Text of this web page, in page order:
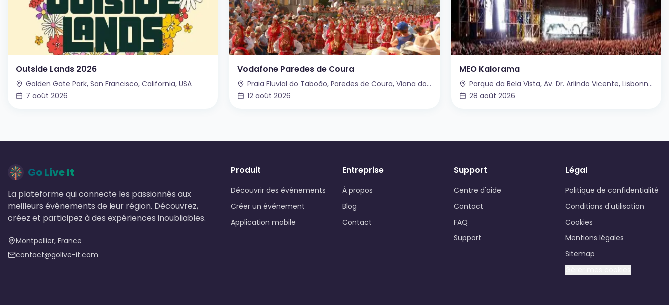
Outside Lands 2026
Golden Gate Park, San Francisco, California, USA
7 août 2026
Vodafone Paredes de Coura
Praia Fluvial do Taboão, Paredes de Coura, Viana do Castelo, Portugal
12 août 2026
MEO Kalorama
Parque da Bela Vista, Av. Dr. Arlindo Vicente, Lisbonne, Portugal
28 août 2026
Go Live It
La plateforme qui connecte les passionnés aux
meilleurs événements de leur région. Découvrez,
créez et participez à des expériences inoubliables.
Montpellier, France
contact@golive-it.com
Produit
Découvrir des événements
Créer un événement
Application mobile
Entreprise
À propos
Blog
Contact
Support
Centre d'aide
Contact
FAQ
Support
Légal
Politique de confidentialité
Conditions d'utilisation
Cookies
Mentions légales
Sitemap